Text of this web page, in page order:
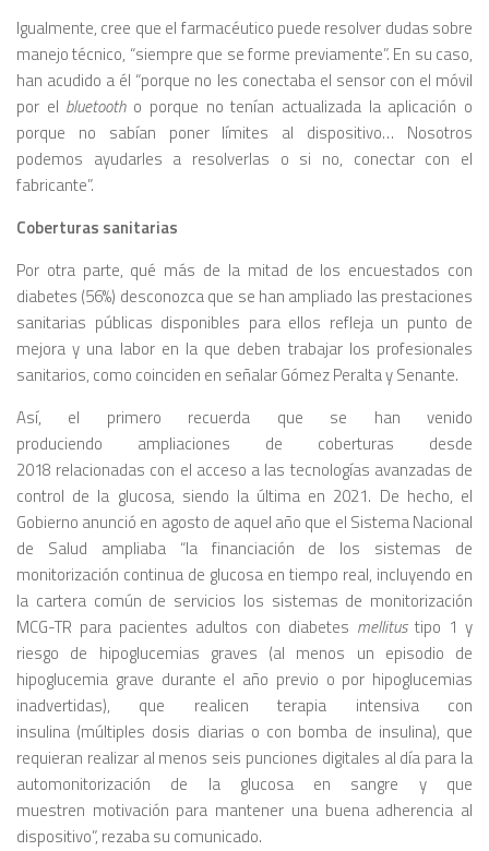
Igualmente, cree que el farmacéutico puede resolver dudas sobre
manejo técnico, “siempre que se forme previamente”. En su caso,
han acudido a él “porque no les conectaba el sensor con el móvil
por el bluetootho porque no tenían actualizada la aplicación o
porque no sabían poner límites al dispositivo… Nosotros
podemos ayudarles a resolverlas o si no, conectar con el
fabricante”.
Coberturas sanitarias
Por otra parte, qué más de la mitad de los encuestados con
diabetes (56%) desconozca que se han ampliado las prestaciones
sanitarias públicas disponibles para ellos refleja un punto de
mejora y una labor en la que deben trabajar los profesionales
sanitarios, como coinciden en señalar Gómez Peralta y Senante.
Así, el primero recuerda que se han venido
produciendo ampliaciones de coberturas desde
2018 relacionadas con el acceso a las tecnologías avanzadas de
control de la glucosa, siendo la última en 2021. De hecho, el
Gobierno anunció en agosto de aquel año que el Sistema Nacional
de Salud ampliaba “la financiación de los sistemas de
monitorización continua de glucosa en tiempo real, incluyendo en
la cartera común de servicios los sistemas de monitorización
MCG-TR para pacientes adultos con diabetes mellitus tipo 1 y
riesgo de hipoglucemias graves (al menos un episodio de
hipoglucemia grave durante el año previo o por hipoglucemias
inadvertidas), que realicen terapia intensiva con
insulina (múltiples dosis diarias o con bomba de insulina), que
requieran realizar al menos seis punciones digitales al día para la
automonitorización de la glucosa en sangre y que
muestren motivación para mantener una buena adherencia al
dispositivo”, rezaba su comunicado.